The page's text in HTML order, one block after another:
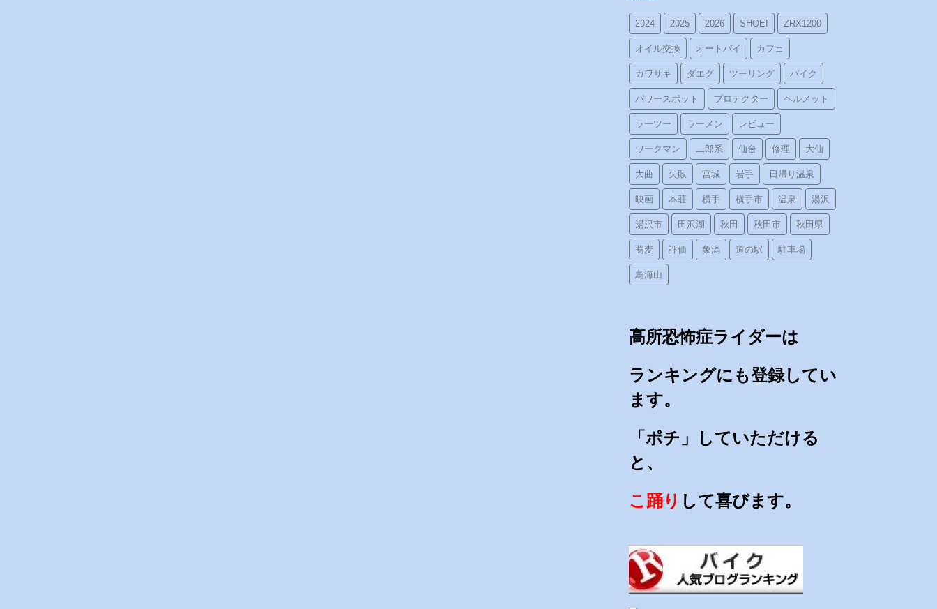
2024 2025 2026 SHOEI ZRX1200
オイル交換 オートバイ カフェ
カワサキ ダエグ ツーリング バイク
パワースポット プロテクター ヘルメット
ラーツー ラーメン レビュー
ワークマン 二郎系 仙台 修理 大仙
大曲 失敗 宮城 岩手 日帰り温泉
映画 本荘 横手 横手市 温泉 湯沢
湯沢市 田沢湖 秋田 秋田市 秋田県
蕎麦 評価 象潟 道の駅 駐車場
鳥海山
高所恐怖症ライダーは
ランキングにも登録してい
ます。
「ポチ」していただける
と、
こ踊り して喜びます。